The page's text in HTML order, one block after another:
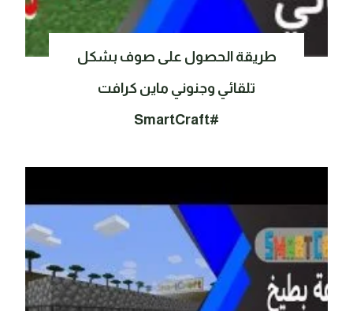
طريقة الحصول على صوف بشكل
تلقائي وجنوني ماين كرافت
#SmartCraft